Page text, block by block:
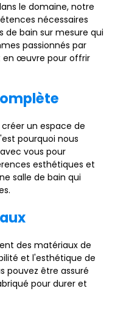
le domaine, notre
nécessaires
de bain sur mesure qui
passionnés par
œuvre pour offrir
un espace de
pourquoi nous
vous pour
esthétiques et
salle de bain qui
des matériaux de
et l'esthétique de
pouvez être assuré
pour durer et